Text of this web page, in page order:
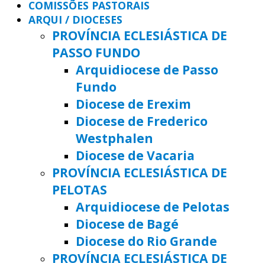
COMISSÕES PASTORAIS
ARQUI / DIOCESES
PROVÍNCIA ECLESIÁSTICA DE
PASSO FUNDO
Arquidiocese de Passo
Fundo
Diocese de Erexim
Diocese de Frederico
Westphalen
Diocese de Vacaria
PROVÍNCIA ECLESIÁSTICA DE
PELOTAS
Arquidiocese de Pelotas
Diocese de Bagé
Diocese do Rio Grande
PROVÍNCIA ECLESIÁSTICA DE